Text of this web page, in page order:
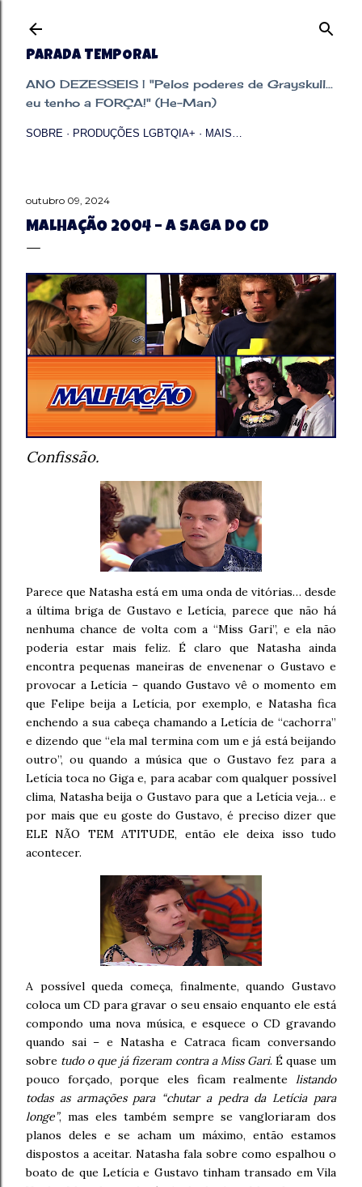
PARADA TEMPORAL
ANO DEZESSEIS | "Pelos poderes de Grayskull...
eu tenho a FORÇA!" (He-Man)
SOBRE PRODUÇÕES LGBTQIA+ MAIS…
outubro 09, 2024
MALHAÇÃO 2004 – A SAGA DO CD
Confissão.
Parece que Natasha está em uma onda de vitórias… desde
a última briga de Gustavo e Letícia, parece que não há
nenhuma chance de volta com a “Miss Gari”, e ela não
poderia estar mais feliz. É claro que Natasha ainda
encontra pequenas maneiras de envenenar o Gustavo e
provocar a Letícia – quando Gustavo vê o momento em
que Felipe beija a Letícia, por exemplo, e Natasha fica
enchendo a sua cabeça chamando a Letícia de “cachorra”
e dizendo que “ela mal termina com um e já está beijando
outro”, ou quando a música que o Gustavo fez para a
Letícia toca no Giga e, para acabar com qualquer possível
clima, Natasha beija o Gustavo para que a Letícia veja… e
por mais que eu goste do Gustavo, é preciso dizer que
ELE NÃO TEM ATITUDE, então ele deixa isso tudo
acontecer.
A possível queda começa, finalmente, quando Gustavo
coloca um CD para gravar o seu ensaio enquanto ele está
compondo uma nova música, e esquece o CD gravando
quando sai – e Natasha e Catraca ficam conversando
sobre tudo o que já fizeram contra a Miss Gari. É quase um
pouco forçado, porque eles ficam realmente listando
todas as armações para “chutar a pedra da Letícia para
longe”, mas eles também sempre se vangloriaram dos
planos deles e se acham um máximo, então estamos
dispostos a aceitar. Natasha fala sobre como espalhou o
boato de que Letícia e Gustavo tinham transado em Vila